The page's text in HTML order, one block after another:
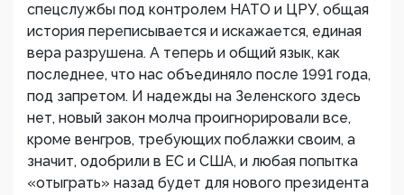
спецслужбы под контролем НАТО и ЦРУ, общая
история переписывается и искажается, единая
вера разрушена. А теперь и общий язык, как
последнее, что нас объединяло после 1991 года,
под запретом. И надежды на Зеленского здесь
нет, новый закон молча проигнорировали все,
кроме венгров, требующих поблажки своим, а
значит, одобрили в ЕС и США, и любая попытка
«отыграть» назад будет для нового президента